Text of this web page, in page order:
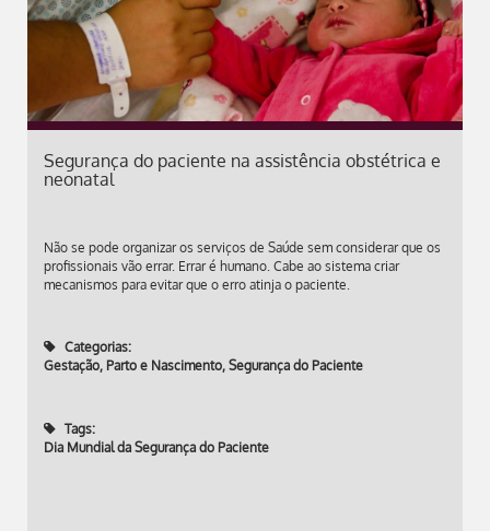
Segurança do paciente na assistência obstétrica e
neonatal
Não se pode organizar os serviços de Saúde sem considerar que os
profissionais vão errar. Errar é humano. Cabe ao sistema criar
mecanismos para evitar que o erro atinja o paciente.
Categorias:
Gestação, Parto e Nascimento, Segurança do Paciente
Tags:
Dia Mundial da Segurança do Paciente